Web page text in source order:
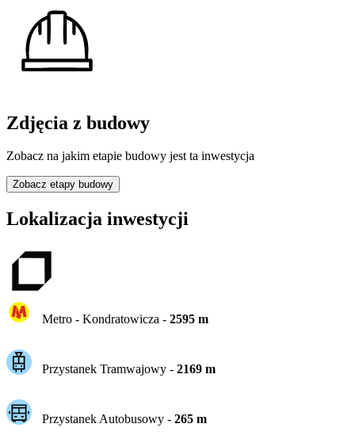
Zdjęcia z budowy
Zobacz na jakim etapie budowy jest ta inwestycja
Zobacz etapy budowy
Lokalizacja inwestycji
Metro - Kondratowicza - 2595m
Przystanek Tramwajowy - 2169m
Przystanek Autobusowy - 265m